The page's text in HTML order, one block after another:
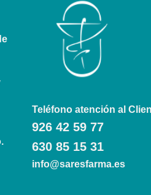
Teléfono atención al
926 42 59 77
630 85 15 31
info@saresfarma.es